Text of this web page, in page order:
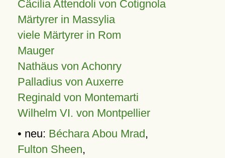
Cäcilia Attendoli von Cotignola
Märtyrer in Massylia
viele Märtyrer in Rom
Mauger
Nathäus von Achonry
Palladius von Auxerre
Reginald von Montemarti
Wilhelm VI. von Montpellier
• neu: Béchara Abou Mrad,
Fulton Sheen,